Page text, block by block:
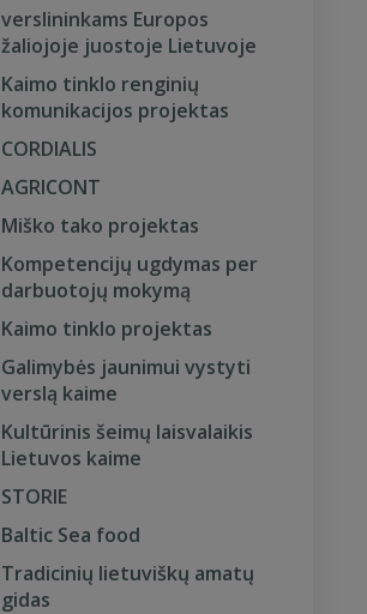
verslininkams Europos
žaliojoje juostoje Lietuvoje
Kaimo tinklo renginių
komunikacijos projektas
CORDIALIS
AGRICONT
Miško tako projektas
Kompetencijų ugdymas per
darbuotojų mokymą
Kaimo tinklo projektas
Galimybės jaunimui vystyti
verslą kaime
Kultūrinis šeimų laisvalaikis
Lietuvos kaime
STORIE
Baltic Sea food
Tradicinių lietuviškų amatų
gidas